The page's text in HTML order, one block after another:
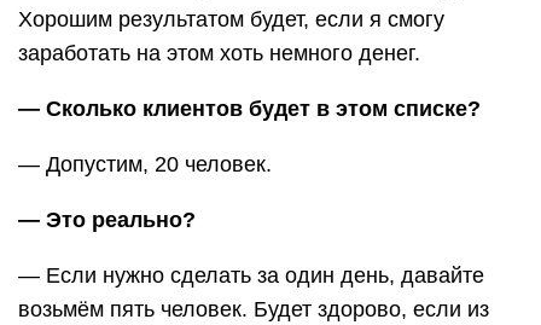
Хорошим результатом будет, если я смогу
заработать на этом хоть немного денег.
— Сколько клиентов будет в этом списке?
— Допустим, 20 человек.
— Это реально?
— Если нужно сделать за один день, давайте
возьмём пять человек. Будет здорово, если из